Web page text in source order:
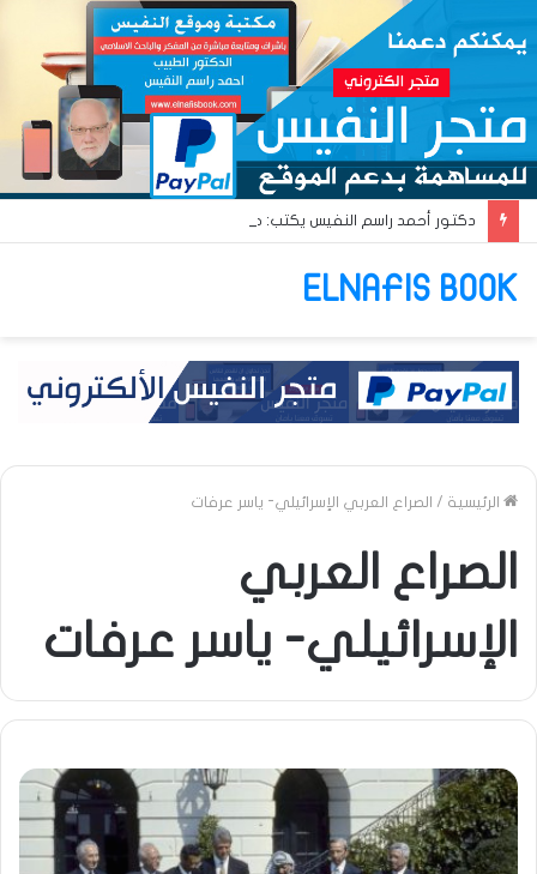
ELNAFIS BOOK
الرئيسية / الصراع العربي الإسرائيلي- ياسر عرفات
الصراع العربي
الإسرائيلي- ياسر عرفات